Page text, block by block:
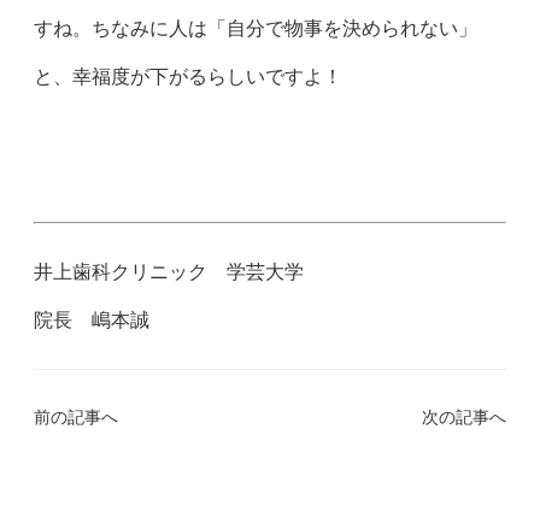
すね。ちなみに人は「自分で物事を決められない」
と、幸福度が下がるらしいですよ！
井上歯科クリニック 学芸大学
院長 嶋本誠
前の記事へ 次の記事へ